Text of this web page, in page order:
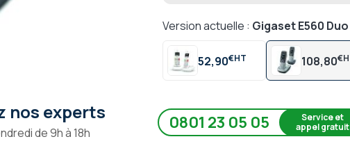
Version actuelle : Gigaset E560 Duo
52,90€ 108,80€
nos experts
de 9h à 18h 0801 23 05 05
Service et
appel gratuit